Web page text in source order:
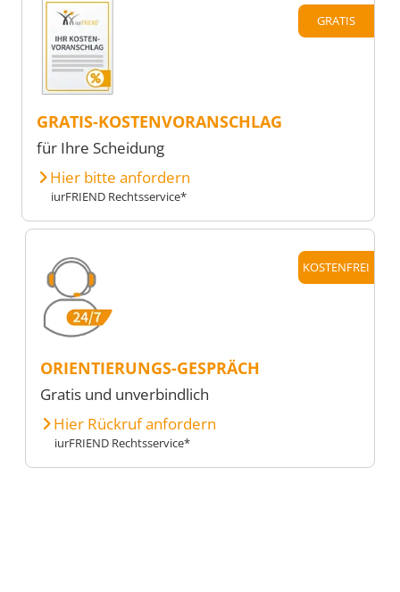
GRATIS
GRATIS-KOSTENVORANSCHLAG
für Ihre Scheidung
Hier bitte anfordern
iurFRIEND Rechtsservice*
KOSTENFREI
ORIENTIERUNGS-GESPRÄCH
Gratis und unverbindlich
Hier Rückruf anfordern
iurFRIEND Rechtsservice*